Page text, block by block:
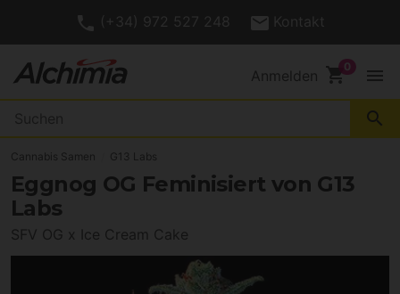
(+34) 972 527 248 Kontakt
Anmelden shopping_cart menu
search
Cannabis Samen G13 Labs
Eggnog OG Feminisiert von G13
Labs
SFV OG x Ice Cream Cake